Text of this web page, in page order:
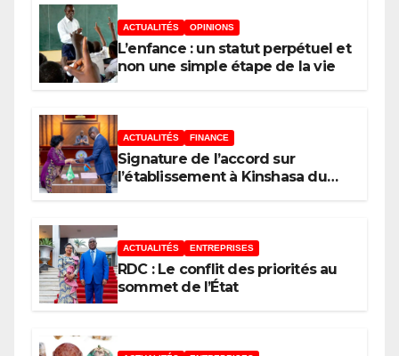
RDC, destination phare de
l’investissement en Afrique
ACTUALITÉS OPINIONS
L’enfance : un statut perpétuel et
non une simple étape de la vie
ACTUALITÉS FINANCE
Signature de l’accord sur
l’établissement à Kinshasa du
pour le développement de
l’Afrique (AUDA-NEPAD)
ACTUALITÉS ENTREPRISES
RDC : Le conflit des priorités au
sommet de l’État